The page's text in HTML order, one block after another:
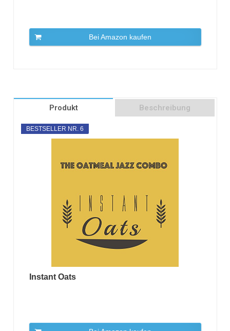
Bei Amazon kaufen
Produkt Beschreibung
BESTSELLER NR. 6
Instant Oats